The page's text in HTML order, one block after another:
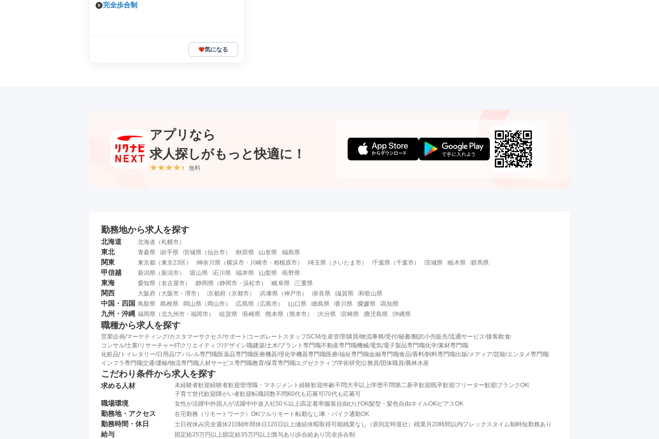
完全歩合制
気になる
アプリなら
求人探しがもっと快適に！
無料
勤務地から求人を探す
北海道 北海道 （札幌市）
東北 青森県 岩手県 宮城県 （仙台市） 秋田県 山形県 福島県
関東 東京都 （東京23区 ） 神奈川県 （横浜市 ・ 川崎市 ・ 相模原市） 埼玉県 （ さいたま市） 千葉県 （千葉市） 茨城県 栃木県 群馬県
甲信越 新潟県 （ 新潟市） 富山県 石川県 福井県 山梨県 長野県
東海 愛知県 （名古屋市） 静岡県 （静岡市 ・ 浜松市） 岐阜県 三重県
関西 大阪府 （ 大阪市 ・ 堺市） 京都府 （京都市） 兵庫県 （神戸市） 奈良県 滋賀県 和歌山県
中国・四国 鳥取県 島根県 岡山県 （ 岡山市） 広島県 （ 広島市） 山口県 徳島県 香川県 愛媛県 高知県
九州・沖縄 福岡県 （北九州市 ・ 福岡市） 佐賀県 長崎県 熊本県 （熊本市） 大分県 宮崎県 鹿児島県 沖縄県
職種から求人を探す
営業企画/マーケティング/カスタマーサクセス/サポート コーポレートスタッフSCM/生産管理/購買/物流事務/受付/秘書/翻訳小売販売/流通サービス/接客飲食
コンサル/士業/リサーチャー ITクリエイティブ/デザイン職建築/土木/プラント専門職不動産専門職機械/電気/電子製品専門職化学/素材専門職
化粧品/トイレタリー/日用品/アパレル専門職 医薬品専門職 医療機器/理化学機器専門職 医療/福祉専門職金融専門職食品/香料/飼料専門職出版/メディア/芸能/エンタメ専門職
インフラ専門職交通/運輸/物流専門職 人材サービス専門職教育/保育専門職エグゼクティブ学術研究公務員/団体職員/農林水産
こだわり条件から求人を探す
求める人材 未経験者歓迎経験者歓迎管理職・マネジメント経験歓迎年齢不問 大卒以上学歴不問第二新卒歓迎 既卒歓迎 フリーター歓迎 ブランクOK
子育て世代歓迎 障がい者歓迎転職回数不問60代も応募可70代も応募可
職場環境 女性が活躍中外国人が活躍中中途入社50％以上高定着率服装自由ひげOK髪型・髪色自由 ネイルOK ピアスOK
勤務地・アクセス 在宅勤務（リモートワーク）OK フルリモート 転勤なし 車・バイク通勤OK
勤務時間・休日 土日祝休み完全週休2日制年間休日120日以上連続休暇取得可能残業なし（原則定時退社） 残業月20時間以内 フレックスタイム制時短勤務あり
給与 固定給25万円以上 固定給35万円以上賞与あり 歩合給あり 完全歩合制